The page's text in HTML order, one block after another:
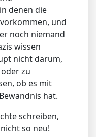
denen die
und
noch niemand
wissen
nicht darum,
zu
ob es mit
hat.
schreiben,
so neu!